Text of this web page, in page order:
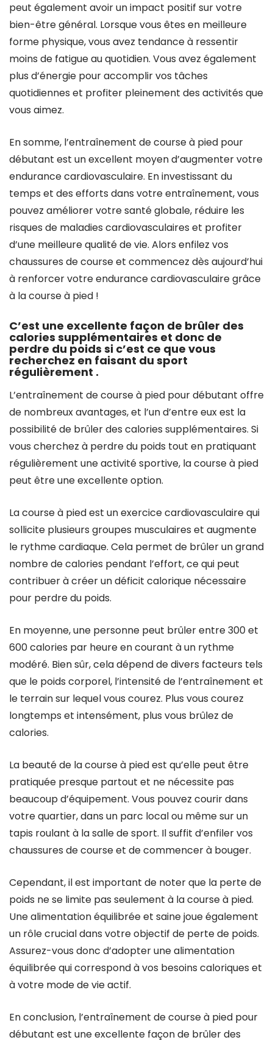
peut également avoir un impact positif sur votre
bien-être général. Lorsque vous êtes en meilleure
forme physique, vous avez tendance à ressentir
moins de fatigue au quotidien. Vous avez également
plus d’énergie pour accomplir vos tâches
quotidiennes et profiter pleinement des activités que
vous aimez.
En somme, l’entraînement de course à pied pour
débutant est un excellent moyen d’augmenter votre
endurance cardiovasculaire. En investissant du
temps et des efforts dans votre entraînement, vous
pouvez améliorer votre santé globale, réduire les
risques de maladies cardiovasculaires et profiter
d’une meilleure qualité de vie. Alors enfilez vos
chaussures de course et commencez dès aujourd’hui
à renforcer votre endurance cardiovasculaire grâce
à la course à pied !
C’est une excellente façon de brûler des
calories supplémentaires et donc de
perdre du poids si c’est ce que vous
recherchez en faisant du sport
régulièrement .
L’entraînement de course à pied pour débutant offre
de nombreux avantages, et l’un d’entre eux est la
possibilité de brûler des calories supplémentaires. Si
vous cherchez à perdre du poids tout en pratiquant
régulièrement une activité sportive, la course à pied
peut être une excellente option.
La course à pied est un exercice cardiovasculaire qui
sollicite plusieurs groupes musculaires et augmente
le rythme cardiaque. Cela permet de brûler un grand
nombre de calories pendant l’effort, ce qui peut
contribuer à créer un déficit calorique nécessaire
pour perdre du poids.
En moyenne, une personne peut brûler entre 300 et
600 calories par heure en courant à un rythme
modéré. Bien sûr, cela dépend de divers facteurs tels
que le poids corporel, l’intensité de l’entraînement et
le terrain sur lequel vous courez. Plus vous courez
longtemps et intensément, plus vous brûlez de
calories.
La beauté de la course à pied est qu’elle peut être
pratiquée presque partout et ne nécessite pas
beaucoup d’équipement. Vous pouvez courir dans
votre quartier, dans un parc local ou même sur un
tapis roulant à la salle de sport. Il suffit d’enfiler vos
chaussures de course et de commencer à bouger.
Cependant, il est important de noter que la perte de
poids ne se limite pas seulement à la course à pied.
Une alimentation équilibrée et saine joue également
un rôle crucial dans votre objectif de perte de poids.
Assurez-vous donc d’adopter une alimentation
équilibrée qui correspond à vos besoins caloriques et
à votre mode de vie actif.
En conclusion, l’entraînement de course à pied pour
débutant est une excellente façon de brûler des